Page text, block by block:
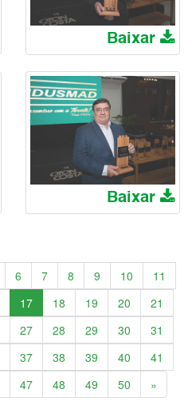
Baixar
Baixar
6 7 8 9 10
11
17 18 19 20
21
27 28 29 30
31
37 38 39 40
41
47 48 49 50 »